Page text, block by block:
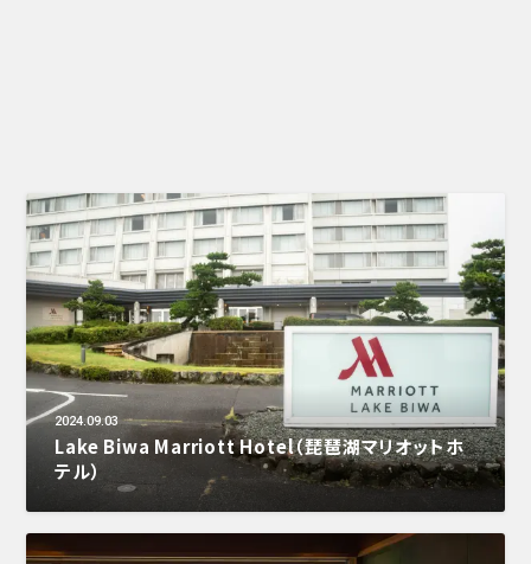
2024.09.03
Lake Biwa Marriott Hotel（琵琶湖マリオットホ
テル）